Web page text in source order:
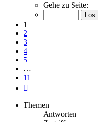
von
Gehe zu Seite:
1
2
3
4
5
…
11
Themen
Antworten